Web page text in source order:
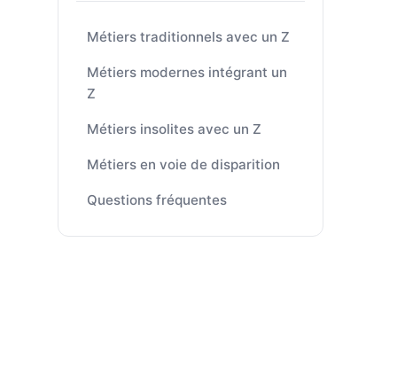
Métiers traditionnels avec un Z
Métiers modernes intégrant un
Z
Métiers insolites avec un Z
Métiers en voie de disparition
Questions fréquentes